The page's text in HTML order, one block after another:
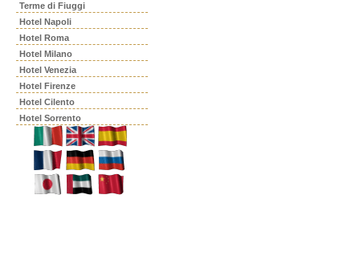
Terme di Fiuggi
Hotel Napoli
Hotel Roma
Hotel Milano
Hotel Venezia
Hotel Firenze
Hotel Cilento
Hotel Sorrento